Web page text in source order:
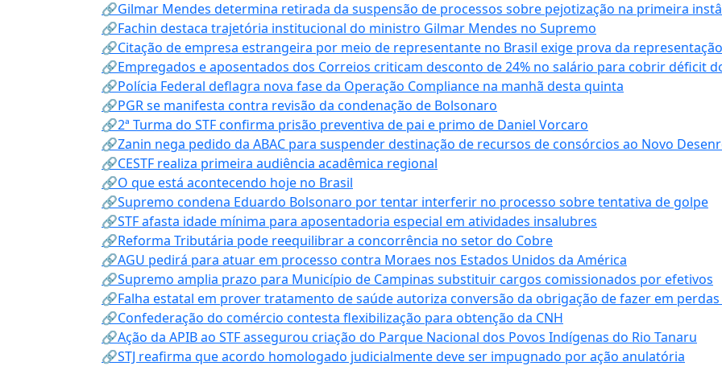
🔗Gilmar Mendes determina retirada da suspensão de processos sobre pejotização na primeira
🔗Fachin destaca trajetória institucional do ministro Gilmar Mendes no Supremo
🔗Citação de empresa estrangeira por meio de representante no Brasil exige prova da representação
🔗Empregados e aposentados dos Correios criticam desconto de 24% no salário para cobrir déficit
🔗Polícia Federal deflagra nova fase da Operação Compliance na manhã desta quinta
🔗PGR se manifesta contra revisão da condenação de Bolsonaro
🔗2ª Turma do STF confirma prisão preventiva de pai e primo de Daniel Vorcaro
🔗Zanin nega pedido da ABAC para suspender destinação de recursos de consórcios ao Novo
🔗CESTF realiza primeira audiência acadêmica regional
🔗O que está acontecendo hoje no Brasil
🔗Supremo condena Eduardo Bolsonaro por tentar interferir no processo sobre tentativa de golpe
🔗STF afasta idade mínima para aposentadoria especial em atividades insalubres
🔗Reforma Tributária pode reequilibrar a concorrência no setor do Cobre
🔗AGU pedirá para atuar em processo contra Moraes nos Estados Unidos da América
🔗Supremo amplia prazo para Município de Campinas substituir cargos comissionados por efetivos
🔗Falha estatal em prover tratamento de saúde autoriza conversão da obrigação de fazer em perdas
🔗Confederação do comércio contesta flexibilização para obtenção da CNH
🔗Ação da APIB ao STF assegurou criação do Parque Nacional dos Povos Indígenas do Rio Tanaru
🔗STJ reafirma que acordo homologado judicialmente deve ser impugnado por ação anulatória